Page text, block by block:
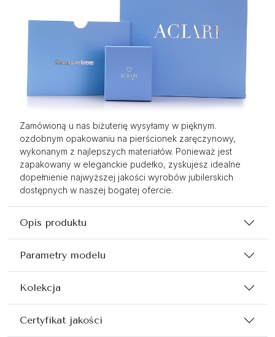
Zamówioną u nas biżuterię wysyłamy w pięknym.
ozdobnym opakowaniu na pierścionek zaręczynowy,
wykonanym z najlepszych materiałów. Ponieważ jest
zapakowany w eleganckie pudełko, zyskujesz idealne
dopełnienie najwyższej jakości wyrobów jubilerskich
dostępnych w naszej bogatej ofercie.
Opis produktu
Parametry modelu
Kolekcja
Certyfikat jakości